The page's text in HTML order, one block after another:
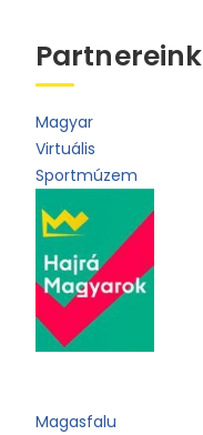
Partnereink
Magyar
Virtuális
Sportmúzem
Magasfalu